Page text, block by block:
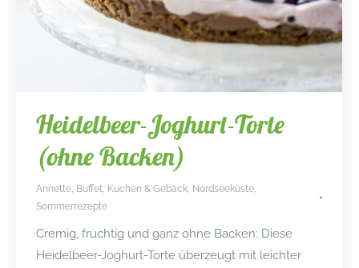
Heidelbeer-Joghurt-Torte
(ohne Backen)
Annette Buffet Kuchen & Gebäck Nordseeküste
Sommerrezepte
Cremig, fruchtig und ganz ohne Backen: Diese
Heidelbeer-Joghurt-Torte überzeugt mit leichter